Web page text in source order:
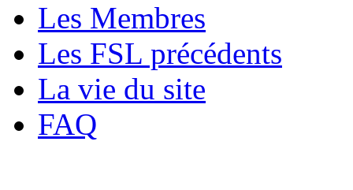
Les Membres
Les FSL précédents
La vie du site
FAQ